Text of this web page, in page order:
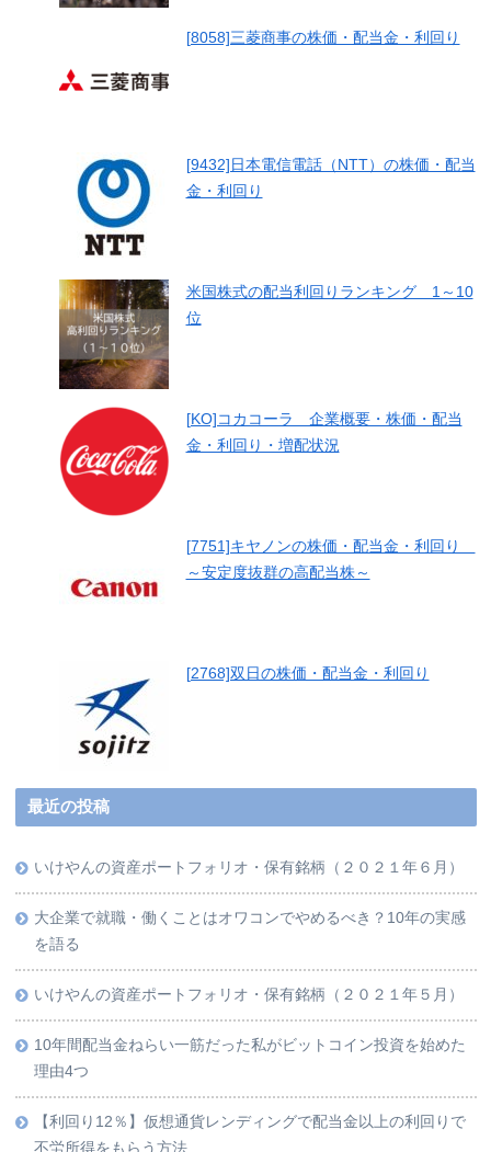
[8058]三菱商事の株価・配当金・利回り
[9432]日本電信電話（NTT）の株価・配当
金・利回り
米国株式の配当利回りランキング 1～10
位
[KO]コカコーラ 企業概要・株価・配当
金・利回り・増配状況
[7751]キヤノンの株価・配当金・利回り
～安定度抜群の高配当株～
[2768]双日の株価・配当金・利回り
最近の投稿
いけやんの資産ポートフォリオ・保有銘柄（２０２１年６月）
大企業で就職・働くことはオワコンでやめるべき？10年の実感
を語る
いけやんの資産ポートフォリオ・保有銘柄（２０２１年５月）
10年間配当金ねらい一筋だった私がビットコイン投資を始めた
理由4つ
【利回り12％】仮想通貨レンディングで配当金以上の利回りで
不労所得をもらう方法